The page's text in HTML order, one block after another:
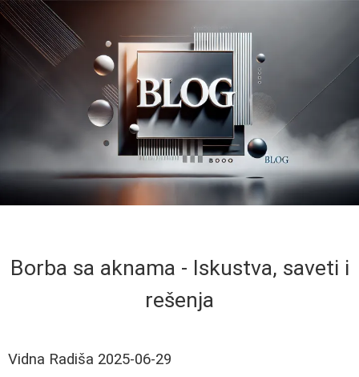
Borba sa aknama - Iskustva, saveti i
rešenja
Vidna Radiša 2025-06-29